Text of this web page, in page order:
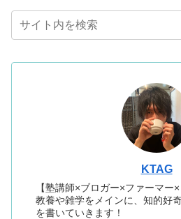
KTAG
【塾講師×ブロガー×ファーマー
教養や雑学をメインに、知的好
を書いていきます！